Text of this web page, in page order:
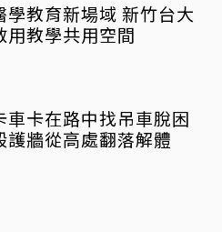
學教育新場域 新竹台大
用教學共用空間
車卡在路中找吊車脫困
護牆從高處翻落解體